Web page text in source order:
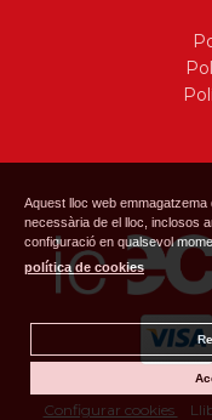
Configurar cookies
Aquest lloc web
necessària de el lloc, inclosos
configuració en qualsevol
política de cookies